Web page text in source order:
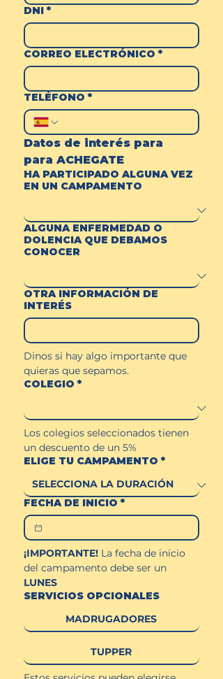
DNI *
CORREO ELECTRÓNICO *
TELÉFONO *
Datos de interés para
para ACHEGATE
HA PARTICIPADO ALGUNA VEZ
EN UN CAMPAMENTO
ALGUNA ENFERMEDAD O
DOLENCIA QUE DEBAMOS
CONOCER
OTRA INFORMACIÓN DE
INTERÉS
Dinos si hay algo importante que
quieras que sepamos.
COLEGIO *
Los colegios seleccionados tienen
un descuento de un 5%
ELIGE TU CAMPAMENTO *
FECHA DE INICIO *
¡IMPORTANTE! La fecha de inicio
LUNES
SERVICIOS OPCIONALES
MADRUGADORES
TUPPER